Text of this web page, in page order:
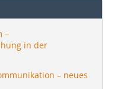
–
in der
– neues